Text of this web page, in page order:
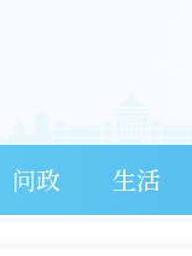
问政 生活